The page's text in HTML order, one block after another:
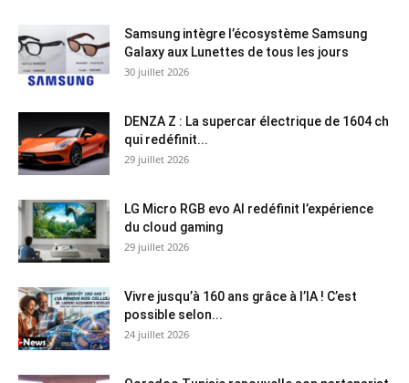
Samsung intègre l’écosystème Samsung
Galaxy aux Lunettes de tous les jours
30 juillet 2026
DENZA Z : La supercar électrique de 1604 ch
qui redéfinit...
29 juillet 2026
LG Micro RGB evo AI redéfinit l’expérience
du cloud gaming
29 juillet 2026
Vivre jusqu’à 160 ans grâce à l’IA ! C’est
possible selon...
24 juillet 2026